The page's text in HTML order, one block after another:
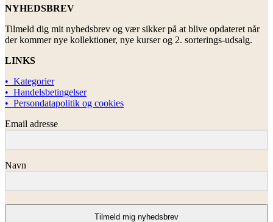
NYHEDSBREV
Tilmeld dig mit nyhedsbrev og vær sikker på at blive opdateret når
der kommer nye kollektioner, nye kurser og 2. sorterings-udsalg.
LINKS
• Kategorier
• Handelsbetingelser
• Persondatapolitik og cookies
Email adresse
Navn
Tilmeld mig nyhedsbrev